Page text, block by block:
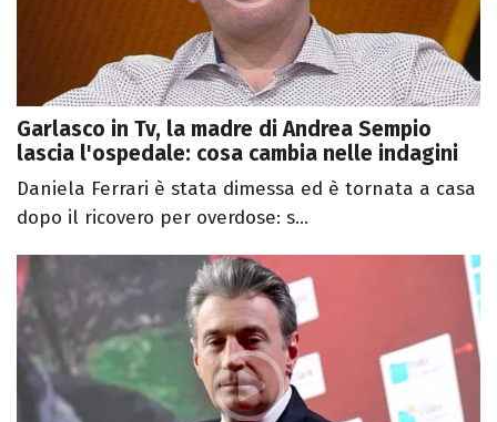
Garlasco in Tv, la madre di Andrea Sempio
lascia l'ospedale: cosa cambia nelle indagini
Daniela Ferrari è stata dimessa ed è tornata a casa
dopo il ricovero per overdose: s...